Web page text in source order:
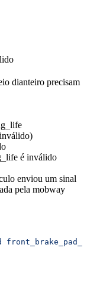
dianteiro precisam
é inválido
enviou um sinal
pela mobway